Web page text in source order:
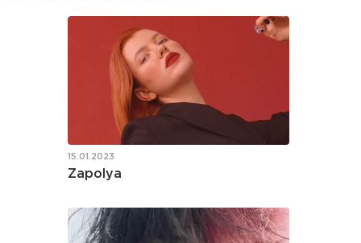
15.01.2023
Zapolya